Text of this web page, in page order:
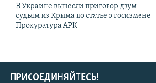
В Украине вынесли приговор двум
судьям из Крыма по статье о госизмене –
Прокуратура АРК
ПРИСОЕДИНЯЙТЕСЬ!